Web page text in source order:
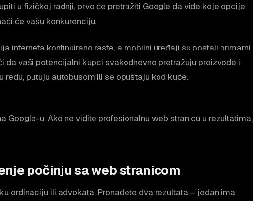
u fizičkoj radnji, prvo će pretražiti Google da vide koje opcije
će vašu konkurenciju.
interneta kontinuirano raste, a mobilni uređaji su postali primarni
da vaši potencijalni kupci svakodnevno pretražuju proizvode i
redu, putuju autobusom ili se opuštaju kod kuće.
Google-u. Ako ne vidite profesionalnu web stranicu u rezultatima,
počinju sa web stranicom
ordinaciju ili advokata. Pronađete dva rezultata – jedan ima